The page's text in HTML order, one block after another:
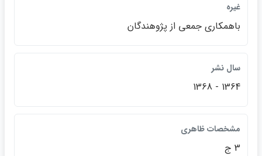
غيره
باهمكاري جمعي از پژوهندگان
سال نشر
1364 - 1368
مشخصات ظاهري
3 ج